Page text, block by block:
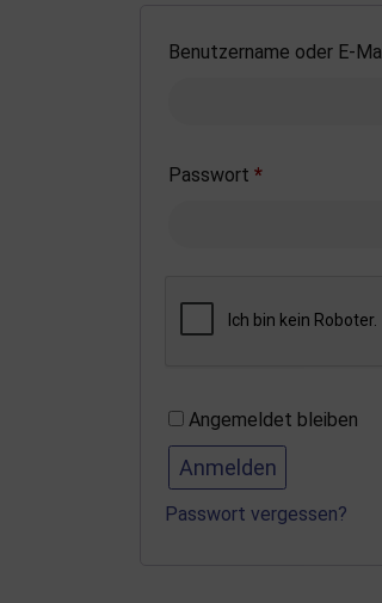
Benutzername oder E-
Passwort *
Angemeldet bleiben
Anmelden
Passwort vergessen?